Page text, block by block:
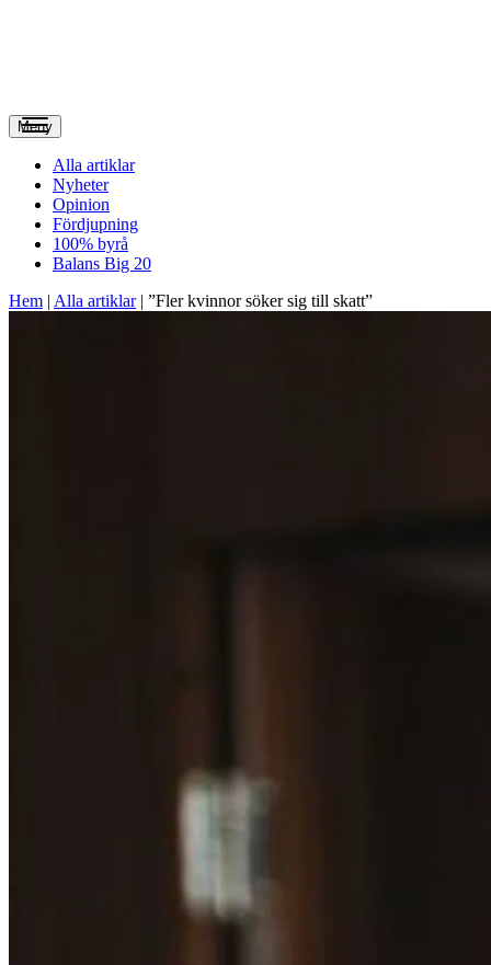
Meny
Alla artiklar
Nyheter
Opinion
Fördjupning
100% byrå
Balans Big 20
Hem | Alla artiklar| ”Fler kvinnor söker sig till skatt”